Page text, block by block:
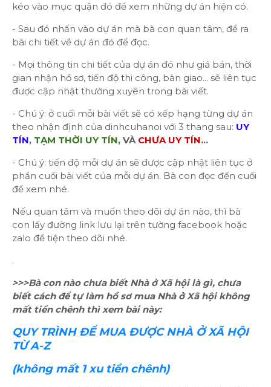
kéo vào mục quận đó để xem những dự án hiện có.
- Sau đó nhấn vào dự án mà bà con quan tâm, để ra
bài chi tiết về dự án đó để đọc.
- Mọi thông tin chi tiết của dự án đó như giá bán, thời
gian nhận hồ sơ, tiến độ thi công, bàn giao... sẽ liên tục
được cập nhật thường xuyên trong bài viết.
- Chú ý: ở cuối mỗi bài viết sẽ có xếp hạng từng dự án
theo nhận định của dinhcuhanoi với 3 thang sau: UY
TÍN, TẠM THỜI UY TÍN, VÀ CHƯA UY TÍN...
- Chú ý: tiến độ mỗi dự án sẽ được cập nhật liên tục ở
phần cuối bài viết của mỗi dự án. Bà con đọc đến cuối
để xem nhé.
Nếu quan tâm và muốn theo dõi dự án nào, thì bà
con lấy đường link lưu lại trên tường facebook hoặc
zalo để tiện theo dõi nhé.
.
>>>Bà con nào chưa biết Nhà ở Xã hội là gì, chưa
biết cách để tự làm hồ sơ mua Nhà ở Xã hội không
mất tiền chênh thì xem bài này:
QUY TRÌNH ĐỂ MUA ĐƯỢC NHÀ Ở XÃ HỘI
TỪ A-Z
(không mất 1 xu tiền chênh)